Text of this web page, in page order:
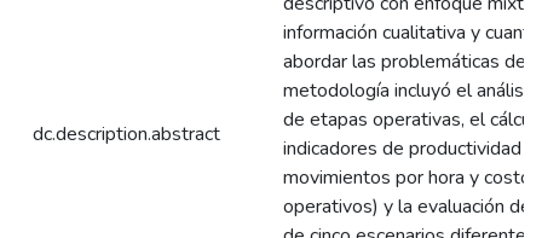
dc.description.abstract
información cualitativa y
abordar las problemáticas del
metodología incluyó el
de etapas operativas, el
indicadores de productividad
movimientos por hora y costos
operativos) y la evaluación de